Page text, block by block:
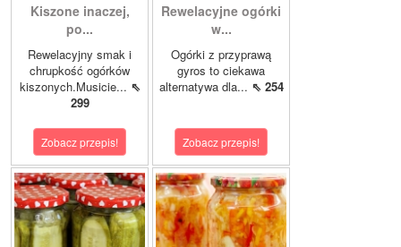
Kiszone inaczej,
po...
Rewelacyjny smak i
chrupkość ogórków
kiszonych.Musicie... ⇖
299
Zobacz przepis!
Rewelacyjne ogórki
w...
Ogórki z przyprawą
gyros to ciekawa
alternatywa dla... ⇖ 254
Zobacz przepis!